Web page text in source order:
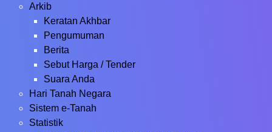
Arkib
Keratan Akhbar
Pengumuman
Berita
Sebut Harga / Tender
Suara Anda
Hari Tanah Negara
Sistem e-Tanah
Statistik